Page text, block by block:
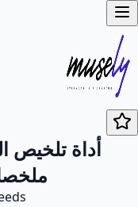
أداة تلخيص